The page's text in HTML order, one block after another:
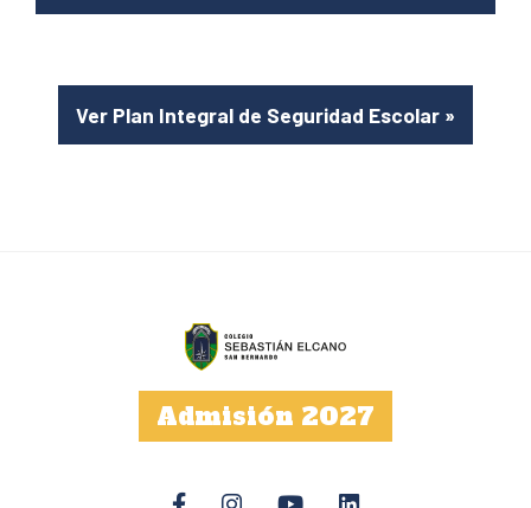
Ver Plan Integral de Seguridad Escolar »
Admisión 2027